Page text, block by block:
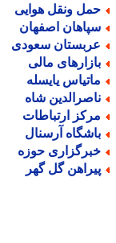
ونقل هوایی
اصفهان
سعودی
مالی
یایسله
شاه
ارتباطات
آرسنال
حوزه
گل گهر